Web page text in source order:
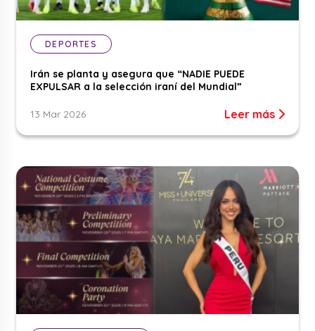
DEPORTES
Irán se planta y asegura que “NADIE PUEDE
EXPULSAR a la selección iraní del Mundial”
13 Mar 2026 Leer más